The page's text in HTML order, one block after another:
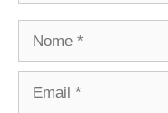
Nome
Email